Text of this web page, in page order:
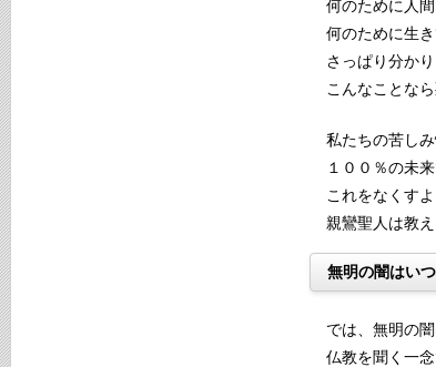
何のために人間
何のために生き
さっぱり分かり
こんなことな
私たちの苦しみ
１００％の未
これをなくす
親鸞聖人は教え
無明の闇はい
では、無明の
仏教を聞く一念